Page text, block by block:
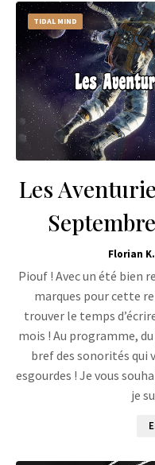
TIDAL MIND
Les
Florian K.
Piouf ! Avec un été bien
marques pour cette
trouver le temps
mois ! Au programme,
bref des sonorités qui
esgourdes ! Je vous
je